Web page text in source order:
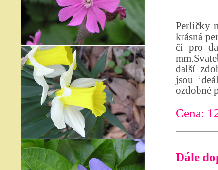
Perličky
krásná
či pro
další
jsou
ozdobné
Cena:
Dále